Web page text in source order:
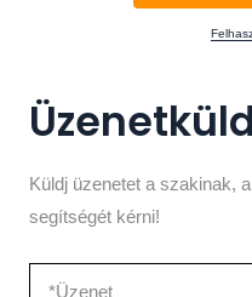
Küldj üzenetet a szakinak,
segítségét kérni!